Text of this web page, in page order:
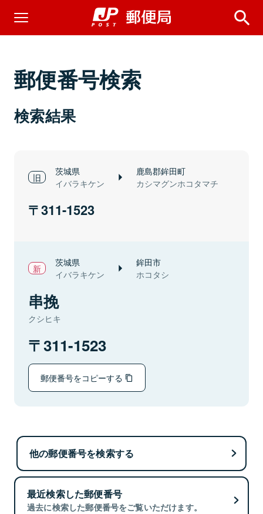
郵便番号検索
検索結果
茨城県
イバラキケン
鹿島郡鉾田町
カシマグンホコタマチ
311-1523
茨城県
イバラキケン
鉾田市
ホコタシ
串挽
クシヒキ
311-1523
郵便番号をコピーする
他の郵便番号を検索する
最近検索した郵便番号
過去に検索した郵便番号をご覧いただけます。